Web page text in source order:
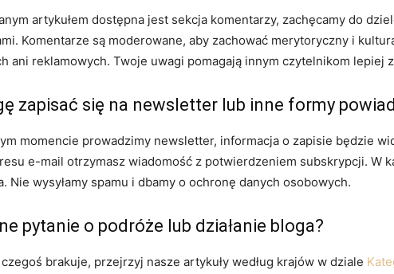
artykułem dostępna jest sekcja komentarzy, zachęcamy do
Komentarze są moderowane, aby zachować merytoryczny i
ani reklamowych. Twoje uwagi pomagają innym czytelnikom lepiej
zapisać się na newsletter lub inne formy
momencie prowadzimy newsletter, informacja o zapisie będzie
e-mail otrzymasz wiadomość z potwierdzeniem subskrypcji. W
Nie wysyłamy spamu i dbamy o ochronę danych osobowych.
pytanie o podróże lub działanie bloga?
brakuje, przejrzyj nasze artykuły według krajów w dziale